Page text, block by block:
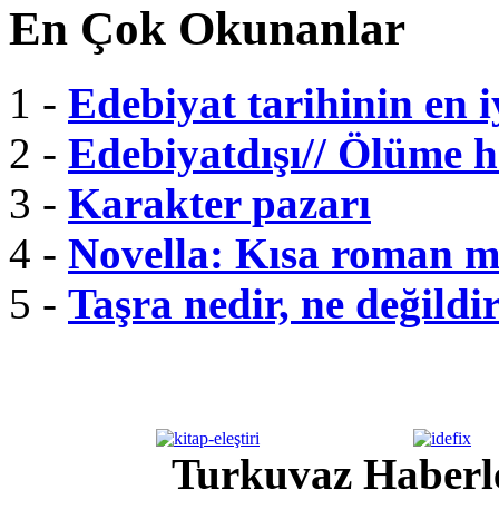
En Çok Okunanlar
1 - Edebiyat tarihinin en
2 - Edebiyatdışı// Ölüme
3 - Karakter pazarı
4 - Novella: Kısa roman
5 - Taşra nedir, ne
Turkuvaz